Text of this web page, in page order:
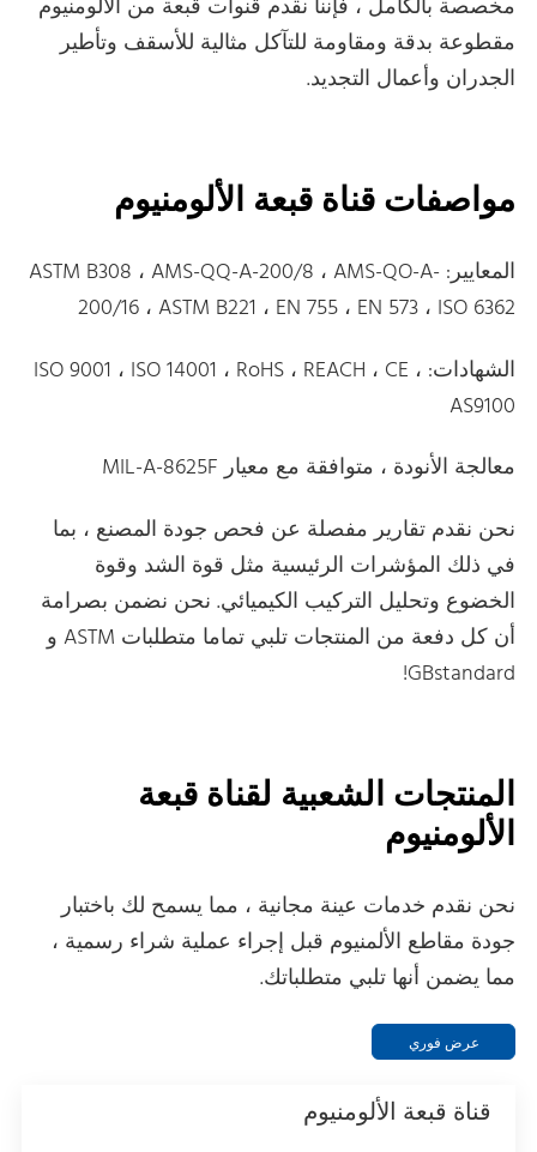
مخصصة بالكامل ، فإننا نقدم قنوات قبعة من الألومنيوم
مقطوعة بدقة ومقاومة للتآكل مثالية للأسقف وتأطير
الجدران وأعمال التجديد.
مواصفات قناة قبعة الألومنيوم
المعايير: ASTM B308 ، AMS-QQ-A-200/8 ، AMS-QO-A-
200/16 ، ASTM B221 ، EN 755 ، EN 573 ، ISO 6362
الشهادات: ISO 9001 ، ISO 14001 ، RoHS ، REACH ، CE ،
AS9100
معالجة الأنودة ، متوافقة مع معيار MIL-A-8625F
نحن نقدم تقارير مفصلة عن فحص جودة المصنع ، بما
في ذلك المؤشرات الرئيسية مثل قوة الشد وقوة
الخضوع وتحليل التركيب الكيميائي. نحن نضمن بصرامة
أن كل دفعة من المنتجات تلبي تماما متطلبات ASTM و
GBstandard!
المنتجات الشعبية لقناة قبعة
الألومنيوم
نحن نقدم خدمات عينة مجانية ، مما يسمح لك باختبار
جودة مقاطع الألمنيوم قبل إجراء عملية شراء رسمية ،
مما يضمن أنها تلبي متطلباتك.
عرض فوري
قناة قبعة الألومنيوم